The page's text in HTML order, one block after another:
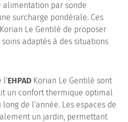
alimentation par sonde
surcharge pondérale. Ces
Le Gentilé de proposer
adaptés à des situations
l'EHPAD Korian Le Gentilé sont
un confort thermique optimal
de l'année. Les espaces de
un jardin, permettant